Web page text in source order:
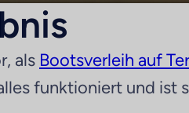
als Bootsverleih auf
funktioniert und ist